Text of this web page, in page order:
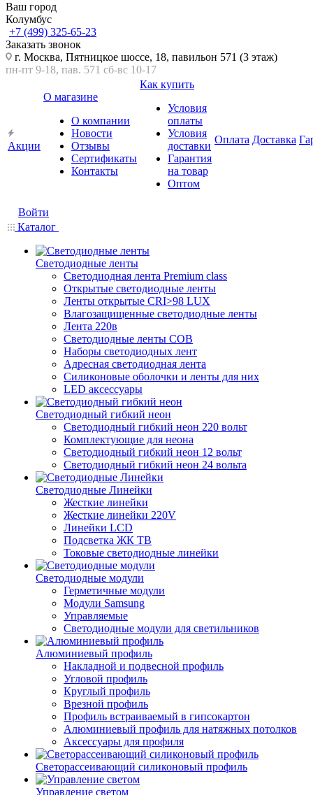
Ваш город
Колумбус
+7 (499) 325-65-23
Заказать звонок
г. Москва, Пятницкое шоссе, 18, павильон 571 (3 этаж)
пн-пт 9-18, пав. 571 сб-вс 10-17
Акции
О магазине
О компании
Новости
Отзывы
Сертификаты
Контакты
Как купить
Условия
оплаты
Условия
доставки
Гарантия
на товар
Оптом
Оплата Доставка
Войти
Каталог
Светодиодные ленты
Светодиодная лента Premium class
Открытые светодиодные ленты
Ленты открытые CRI>98 LUX
Влагозащищенные светодиодные ленты
Лента 220в
Светодиодные ленты COB
Наборы светодиодных лент
Адресная светодиодная лента
Силиконовые оболочки и ленты для них
LED аксессуары
Светодиодный гибкий неон
Светодиодный гибкий неон 220 вольт
Комплектующие для неона
Светодиодный гибкий неон 12 вольт
Светодиодный гибкий неон 24 вольта
Светодиодные Линейки
Жесткие линейки
Жесткие линейки 220V
Линейки LCD
Подсветка ЖК ТВ
Токовые светодиодные линейки
Светодиодные модули
Герметичные модули
Модули Samsung
Управляемые
Светодиодные модули для светильников
Алюминиевый профиль
Накладной и подвесной профиль
Угловой профиль
Круглый профиль
Врезной профиль
Профиль встраиваемый в гипсокартон
Алюминиевый профиль для натяжных потолков
Аксессуары для профиля
Светорассеивающий силиконовый профиль
Управление светом